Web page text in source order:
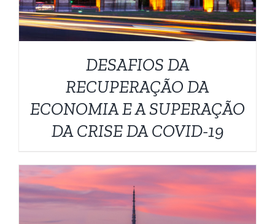
DESAFIOS DA
RECUPERAÇÃO DA
ECONOMIA E A SUPERAÇÃO
DA CRISE DA COVID-19